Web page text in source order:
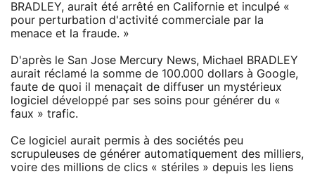
BRADLEY, aurait été arrêté en Californie et inculpé «
pour perturbation d'activité commerciale par la
menace et la fraude. »
D'après le San Jose Mercury News, Michael BRADLEY
aurait réclamé la somme de 100.000 dollars à Google,
faute de quoi il menaçait de diffuser un mystérieux
logiciel développé par ses soins pour générer du «
faux » trafic.
Ce logiciel aurait permis à des sociétés peu
scrupuleuses de générer automatiquement des milliers,
voire des millions de clics « stériles » depuis les liens